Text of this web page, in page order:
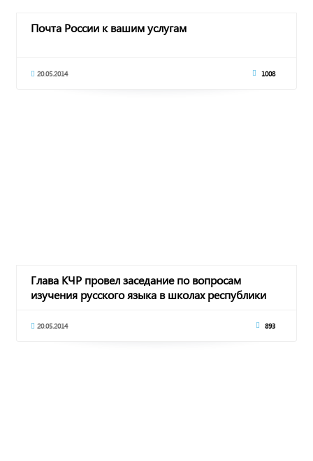
Почта России к вашим услугам
20.05.2014 1008
Глава КЧР провел заседание по вопросам
изучения русского языка в школах республики
20.05.2014 893